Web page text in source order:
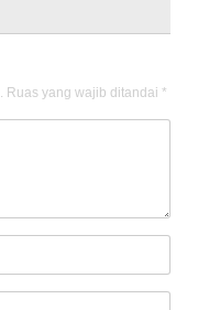
Ruas yang wajib ditandai *